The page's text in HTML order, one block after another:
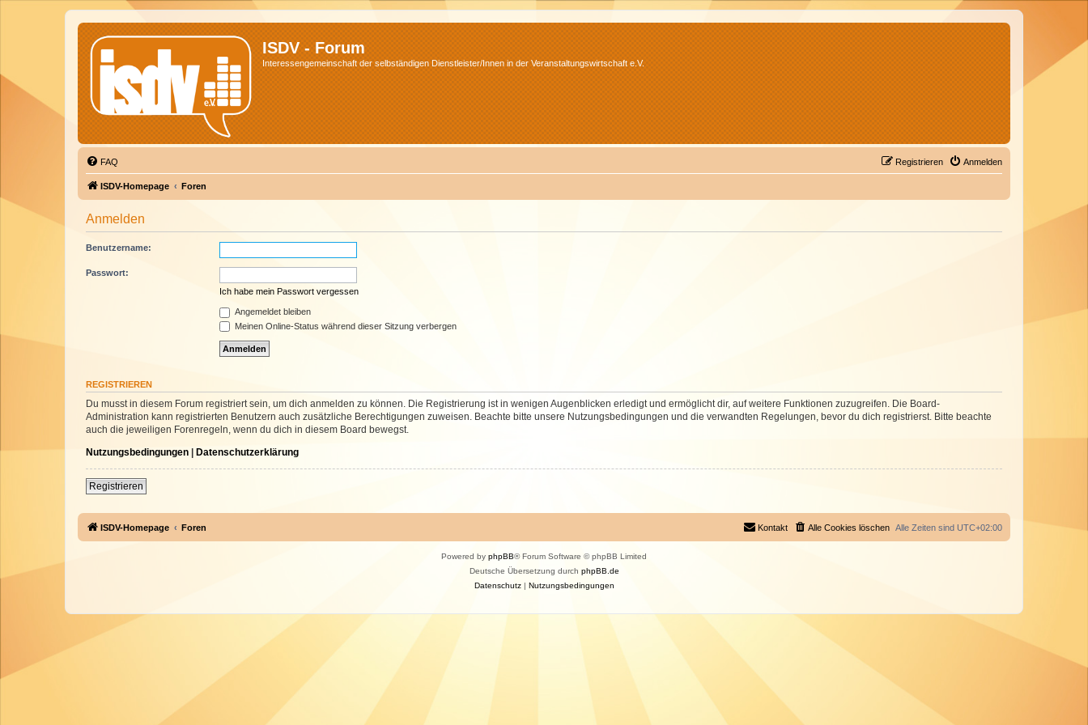
ISDV - Forum
Interessengemeinschaft der selbständigen Dienstleister/Innen in der Veranstaltungswirtschaft e.V.
FAQ Anmelden
Registrieren
ISDV-Homepage Foren
Anmelden
Benutzername:
Passwort:
Ich habe mein Passwort vergessen
Angemeldet bleiben
Meinen Online-Status während dieser Sitzung verbergen
REGISTRIEREN
Du musst in diesem Forum registriert sein, um dich anmelden zu können. Die Registrierung ist in wenigen Augenblicken erledigt und ermöglicht dir, auf weitere Funktionen zuzugreifen. Die Board-
Administration kann registrierten Benutzern auch zusätzliche Berechtigungen zuweisen. Beachte bitte unsere Nutzungsbedingungen und die verwandten Regelungen, bevor du dich registrierst. Bitte beachte
auch die jeweiligen Forenregeln, wenn du dich in diesem Board bewegst.
Nutzungsbedingungen | Datenschutzerklärung
Registrieren
ISDV-Homepage Foren Alle Zeiten sind UTC+02:00
Alle Cookies löschen
Kontakt
Powered by phpBB® Forum Software © phpBB Limited
Deutsche Übersetzung durch phpBB.de
Datenschutz| Nutzungsbedingungen